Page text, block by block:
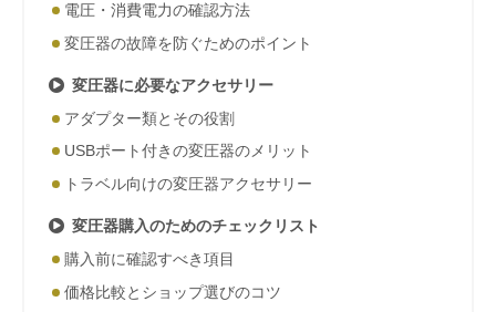
電圧・消費電力の確認方法
変圧器の故障を防ぐためのポイント
変圧器に必要なアクセサリー
アダプター類とその役割
USBポート付きの変圧器のメリット
トラベル向けの変圧器アクセサリー
変圧器購入のためのチェックリスト
購入前に確認すべき項目
価格比較とショップ選びのコツ